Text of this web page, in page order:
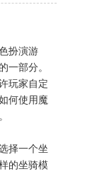
扮演游
一部分。
玩家自定
何使用魔
择一个坐
的坐骑模